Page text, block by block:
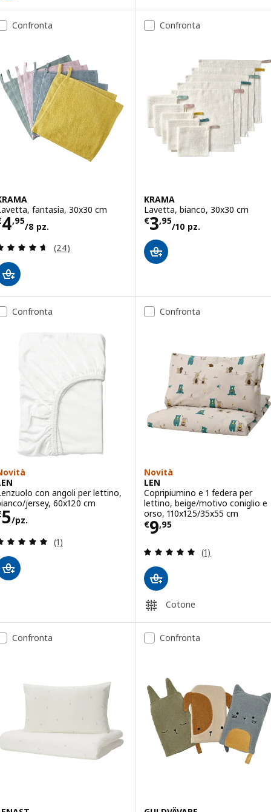
Confronta
fantasia, 30x30 cm
4,95
/8 pz. € 4,95/8 pz.
Recensione: 4.6 fuori da 5 stelle. Totale
(24)
Confronta
KRAMA
Lavetta, bianco, 30x30 cm
€3,95
/10 pz.
Prezzo € 3,95/
Confronta
con angoli per lettino,
jersey, 60x120 cm
5/pz. € 5/pz.
Recensione: 5 fuori da 5 stelle. Totale recensioni:
(1)
Confronta
Novità
LEN
Copripiumino e 1 federa per
lettino, beige/motivo coniglio e
orso, 110x125/35x55 cm
€9,95
Prezzo € 9,95
Recensione: 5
(1)
Cotone
Confronta Confronta